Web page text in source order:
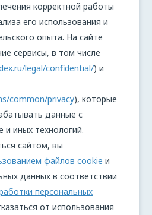
корректной работы
его использования и
опыта. На сайте
сервисы, в том числе
legal/confidential/) и
common/privacy), которые
данные с
и иных технологий.
сайтом, вы
файлов cookie и
данных в соответствии
персональных
от использования